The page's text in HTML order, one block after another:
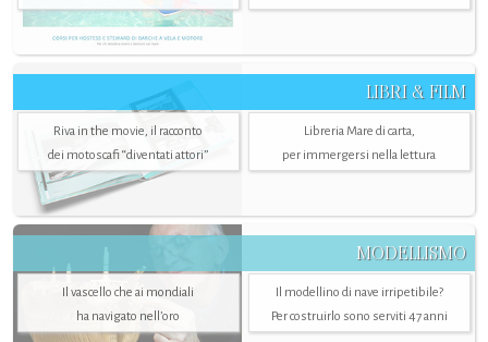
LIBRI & FILM
Riva in the movie, il racconto
dei motoscafi “diventati attori”
Libreria Mare di carta,
per immergersi nella lettura
MODELLISMO
Il vascello che ai mondiali
ha navigato nell’oro
Il modellino di nave irripetibile?
Per costruirlo sono serviti 47 anni